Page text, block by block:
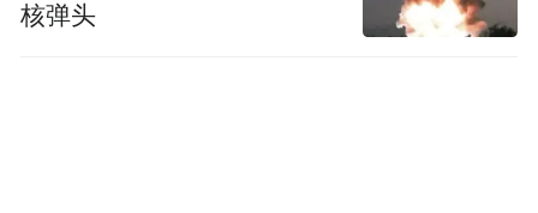
核弹头